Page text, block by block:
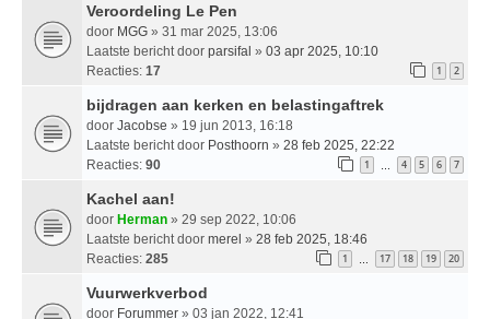
Veroordeling Le Pen
door MGG » 31 mar 2025, 13:06
Laatste bericht door parsifal » 03 apr 2025, 10:10
Reacties: 17 1 2
bijdragen aan kerken en belastingaftrek
door Jacobse » 19 jun 2013, 16:18
Laatste bericht door Posthoorn » 28 feb 2025, 22:22
Reacties: 90 1 … 4 5 6 7
Kachel aan!
door Herman » 29 sep 2022, 10:06
Laatste bericht door merel » 28 feb 2025, 18:46
Reacties: 285 1 … 17 18 19 20
Vuurwerkverbod
door Forummer » 03 jan 2022, 12:41